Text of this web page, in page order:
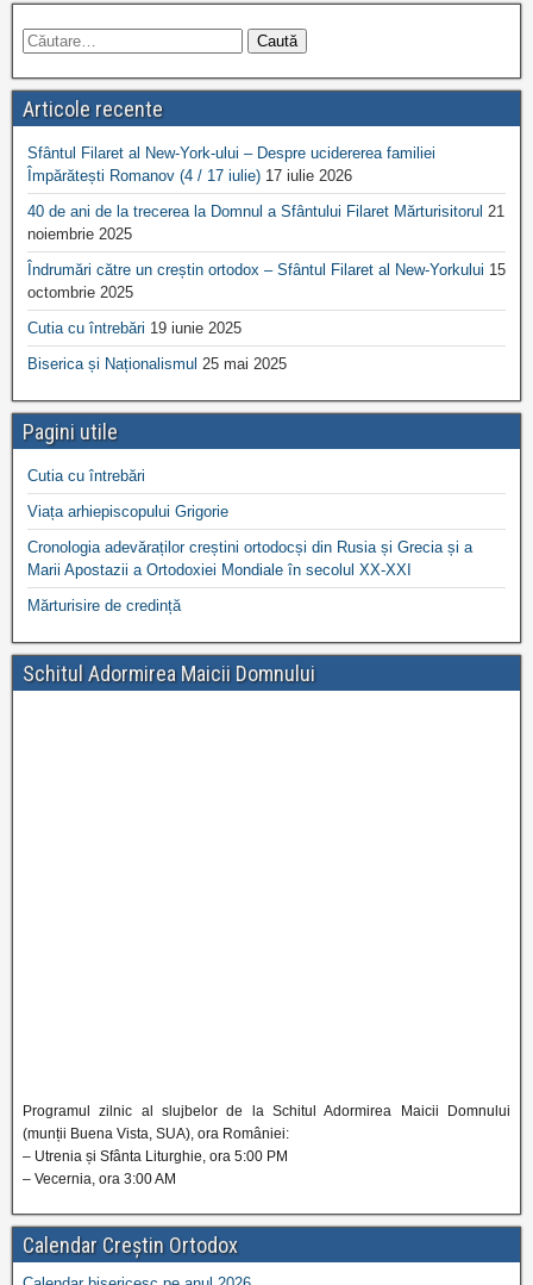
Articole recente
Sfântul Filaret al New-York-ului – Despre ucidererea familiei
Împărătești Romanov (4 / 17 iulie) 17 iulie 2026
40 de ani de la trecerea la Domnul a Sfântului Filaret Mărturisitorul 21
noiembrie 2025
Îndrumări către un creștin ortodox – Sfântul Filaret al New-Yorkului 15
octombrie 2025
Cutia cu întrebări 19 iunie 2025
Biserica și Naționalismul 25 mai 2025
Pagini utile
Cutia cu întrebări
Viața arhiepiscopului Grigorie
Cronologia adevăraților creștini ortodocși din Rusia și Grecia și a
Marii Apostazii a Ortodoxiei Mondiale în secolul XX-XXI
Mărturisire de credință
Schitul Adormirea Maicii Domnului
Programul zilnic al slujbelor de la Schitul Adormirea Maicii Domnului
(munții Buena Vista, SUA), ora României:
– Utrenia și Sfânta Liturghie, ora 5:00 PM
– Vecernia, ora 3:00 AM
Calendar Creștin Ortodox